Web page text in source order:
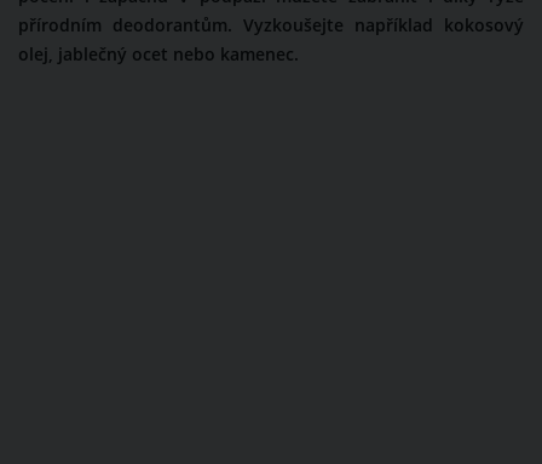
přírodním deodorantům. Vyzkoušejte například kokosový
olej, jablečný ocet nebo kamenec.